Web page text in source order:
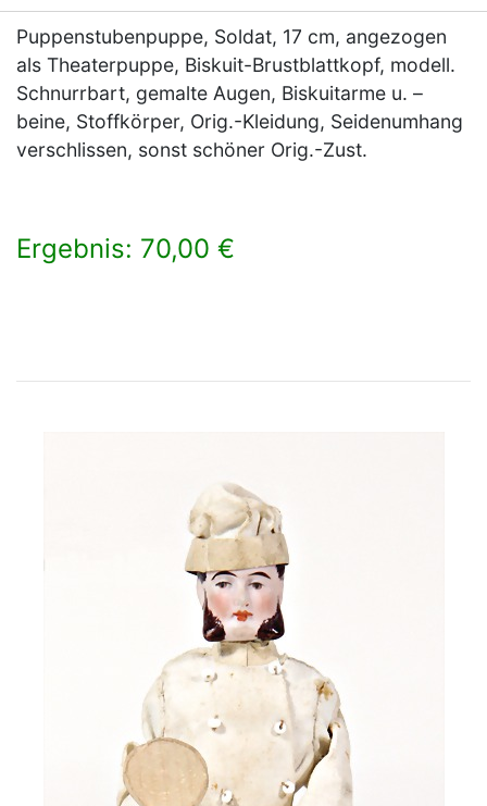
Puppenstubenpuppe, Soldat, 17 cm, angezogen
als Theaterpuppe, Biskuit-Brustblattkopf, modell.
Schnurrbart, gemalte Augen, Biskuitarme u. –
beine, Stoffkörper, Orig.-Kleidung, Seidenumhang
verschlissen, sonst schöner Orig.-Zust.
Ergebnis: 70,00 €